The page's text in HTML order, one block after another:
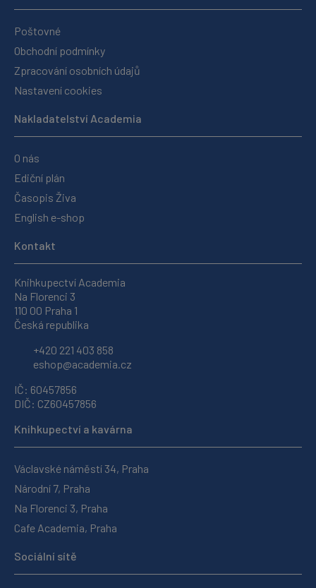
Poštovné
Obchodní podmínky
Zpracování osobních údajů
Nastavení cookies
Nakladatelství Academia
O nás
Ediční plán
Časopis Živa
English e-shop
Kontakt
Knihkupectví Academia
Na Florenci 3
110 00 Praha 1
Česká republika
+420 221 403 858
eshop@academia.cz
IČ: 60457856
DIČ: CZ60457856
Knihkupectví a kavárna
Václavské náměstí 34, Praha
Národní 7, Praha
Na Florenci 3, Praha
Cafe Academia, Praha
Sociální sítě